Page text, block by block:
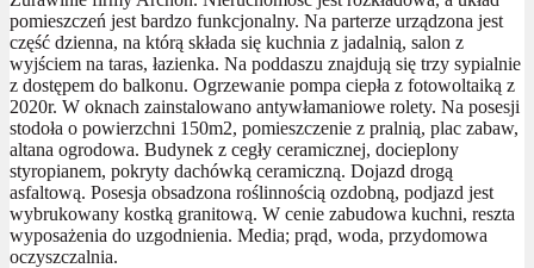
pomieszczeń jest bardzo funkcjonalny. Na parterze urządzona jest
część dzienna, na którą składa się kuchnia z jadalnią, salon z
wyjściem na taras, łazienka. Na poddaszu znajdują się trzy sypialnie
z dostępem do balkonu. Ogrzewanie pompa ciepła z fotowoltaiką z
2020r. W oknach zainstalowano antywłamaniowe rolety. Na posesji
stodoła o powierzchni 150m2, pomieszczenie z pralnią, plac zabaw,
altana ogrodowa. Budynek z cegły ceramicznej, docieplony
styropianem, pokryty dachówką ceramiczną. Dojazd drogą
asfaltową. Posesja obsadzona roślinnością ozdobną, podjazd jest
wybrukowany kostką granitową. W cenie zabudowa kuchni, reszta
wyposażenia do uzgodnienia. Media; prąd, woda, przydomowa
oczyszczalnia.